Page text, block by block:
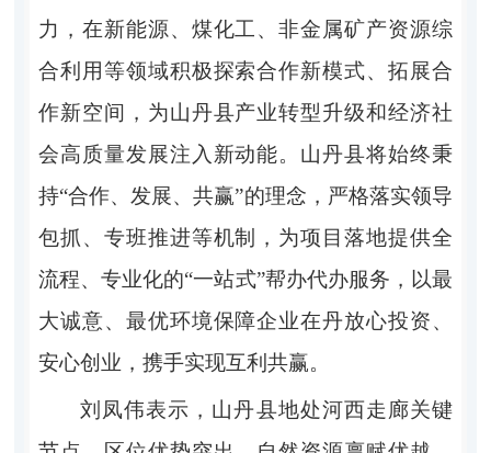
力，在新能源、煤化工、非金属矿产资源综
合利用等领域积极探索合作新模式、拓展合
作新空间，为山丹县产业转型升级和经济社
会高质量发展注入新动能。山丹县将始终秉
持“合作、发展、共赢”的理念，严格落实领导
包抓、专班推进等机制，为项目落地提供全
流程、专业化的“一站式”帮办代办服务，以最
大诚意、最优环境保障企业在丹放心投资、
安心创业，携手实现互利共赢。
刘凤伟表示，山丹县地处河西走廊关键